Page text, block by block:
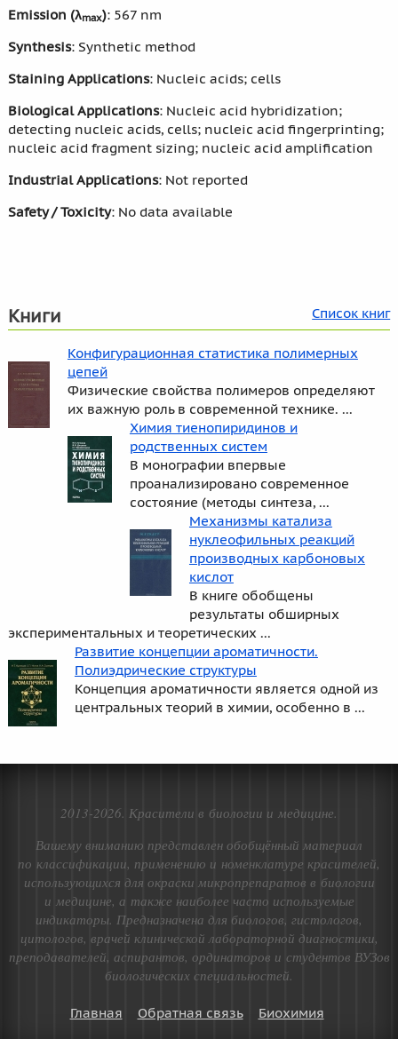
Emission (λmax): 567 nm
Synthesis: Synthetic method
Staining Applications: Nucleic acids; cells
Biological Applications: Nucleic acid hybridization;
detecting nucleic acids, cells; nucleic acid fingerprinting;
nucleic acid fragment sizing; nucleic acid amplification
Industrial Applications: Not reported
Safety / Toxicity: No data available
Книги Список книг
Конфигурационная статистика полимерных
цепей
Физические свойства полимеров определяют
их важную роль в современной технике. ...
Химия тиенопиридинов и
родственных систем
В монографии впервые
проанализировано современное
состояние (методы синтеза, ...
Механизмы катализа
нуклеофильных реакций
производных карбоновых
кислот
В книге обобщены
результаты обширных
экспериментальных и теоретических ...
Развитие концепции ароматичности.
Полиэдрические структуры
Концепция ароматичности является одной из
центральных теорий в химии, особенно в ...
2013-2026. Красители в биологии и медицине.
Вашему вниманию представлен обобщённый материал
по классификации, применению и номенклатуре красителей,
использующихся для окраски микропрепаратов в биологии
и медицине, а также наиболее часто используемые
индикаторы. Предназначена для биологов, гистологов,
цитологов, врачей клинической лабораторной диагностики,
преподавателей, аспирантов, ординаторов и студентов ВУЗов
биологических специальностей.
Главная Обратная связь Биохимия